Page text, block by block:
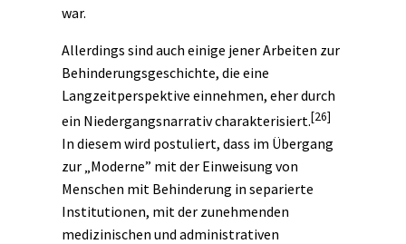
war.
Allerdings sind auch einige jener Arbeiten zur
Behinderungsgeschichte, die eine
Langzeitperspektive einnehmen, eher durch
ein Niedergangsnarrativ charakterisiert.[26]
In diesem wird postuliert, dass im Übergang
zur „ Moderne” mit der Einweisung von
Menschen mit Behinderung in separierte
Institutionen, mit der zunehmenden
medizinischen und administrativen